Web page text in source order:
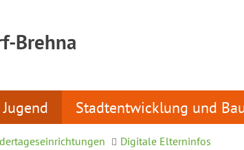
Brehna
Stadtentwicklung und
Digitale Elterninfos